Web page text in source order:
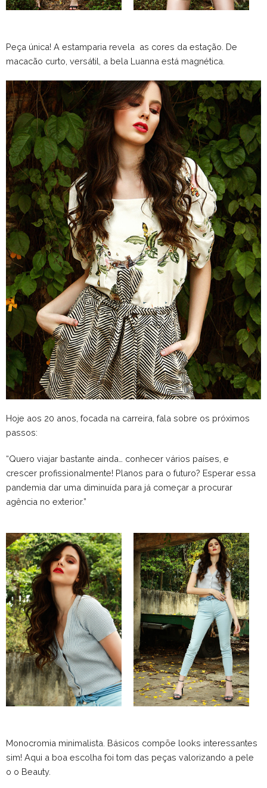
Peça única! A estamparia revela as cores da estação. De
macacão curto, versátil, a bela Luanna está magnética.
Hoje aos 20 anos, focada na carreira, fala sobre os próximos
passos:
“Quero viajar bastante ainda… conhecer vários países, e
crescer profissionalmente! Planos para o futuro? Esperar essa
pandemia dar uma diminuída para já começar a procurar
agência no exterior.”
Monocromia minimalista. Básicos compõe looks interessantes
sim! Aqui a boa escolha foi tom das peças valorizando a pele
o o Beauty.